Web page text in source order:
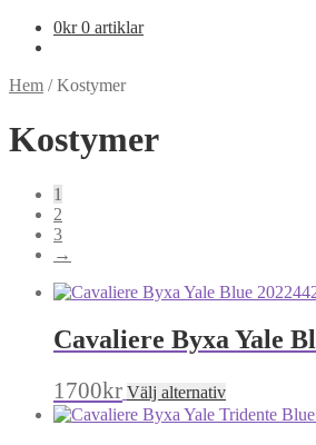
0kr 0 artiklar
Hem /Kostymer
Kostymer
1
2
3
→
Cavaliere Byxa Yale
1700kr Välj alternativDen
här
produkten